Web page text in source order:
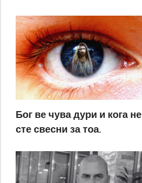
Бог ве чува дури и кога не
сте свесни за тоа.